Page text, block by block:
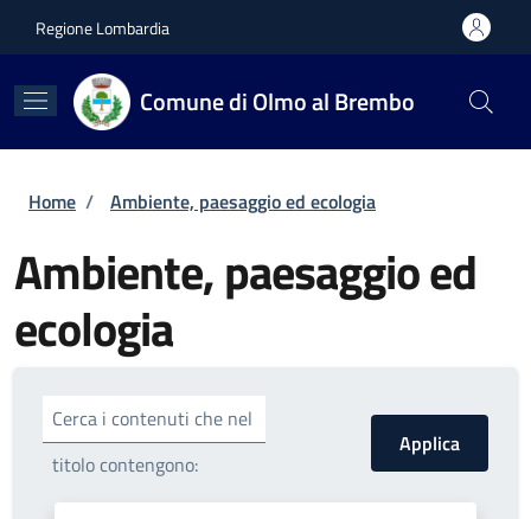
Regione Lombardia
Comune di Olmo al Brembo
Briciole di pane
Home / Ambiente, paesaggio ed ecologia
Ambiente, paesaggio ed
ecologia
Cerca i contenuti che nel
titolo contengono: